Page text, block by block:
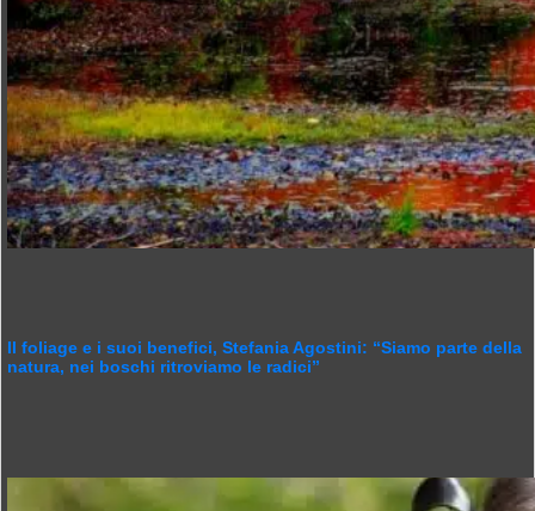
Il foliage e i suoi benefici, Stefania Agostini: “Siamo parte della
natura, nei boschi ritroviamo le radici”